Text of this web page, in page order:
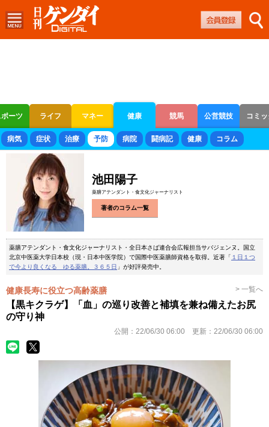
ーツ ライフ マネー 健康 競馬 公営競技 コミ
ボートレース 競輪 オートレース
病気 症状 治療 予防 病院 闘病記 健康 コラム
池田陽子
薬膳アテンダント・食文化ジャーナリスト
著者のコラム一覧
薬膳アテンダント・食文化ジャーナリスト・全日本さば連合会広報担当サバジェンヌ。国立
北京中医薬大学日本校（現・日本中医学院）で国際中医薬膳師資格を取得。近著「 １日１つ
で今より良くなる ゆる薬膳。３６５日 」が好評発売中。
健康長寿に役立つ高齢薬膳 > 一覧へ
【黒キクラゲ】「血」の巡り改善と補填を兼ね備えたお尻
の守り神
公開： 22/06/30 06:00 更新： 22/06/30 06:00